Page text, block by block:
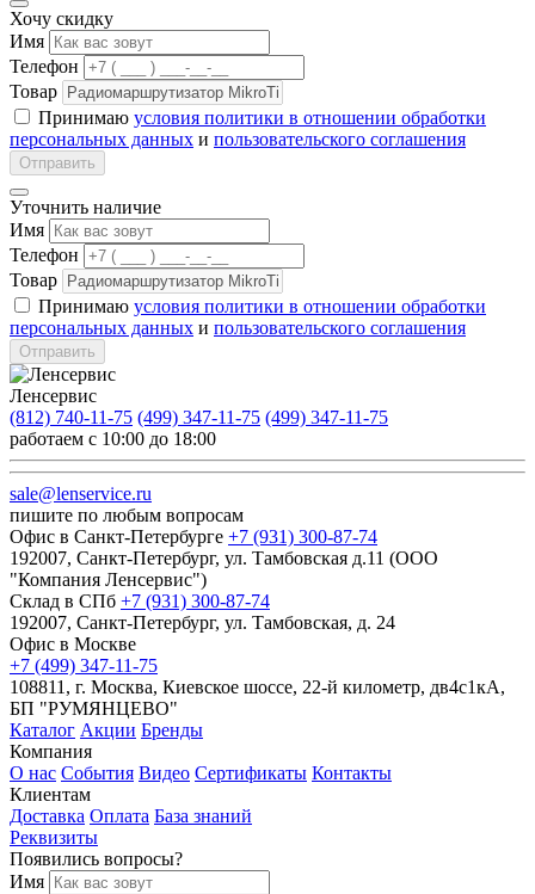
Хочу скидку
Имя
Телефон
Товар
Принимаю условия политики в отношении обработки
персональных данных и пользовательского соглашения
Отправить
Уточнить наличие
Имя
Телефон
Товар
Принимаю условия политики в отношении обработки
персональных данных и пользовательского соглашения
Отправить
Ленсервис
(812) 740-11-75 (499) 347-11-75 (499) 347-11-75
работаем с 10:00 до 18:00
sale@lenservice.ru
пишите по любым вопросам
Офис в Санкт-Петербурге +7 (931) 300-87-74
192007, Санкт-Петербург, ул. Тамбовская д.11 (ООО
"Компания Ленсервис")
Склад в СПб +7 (931) 300-87-74
192007, Санкт-Петербург, ул. Тамбовская, д. 24
Офис в Москве
+7 (499) 347-11-75
108811, г. Москва, Киевское шоссе, 22-й километр, дв4с1кА,
БП "РУМЯНЦЕВО"
Каталог Акции Бренды
Компания
О нас События Видео Сертификаты Контакты
Клиентам
Доставка Оплата База знаний
Реквизиты
Появились вопросы?
Имя